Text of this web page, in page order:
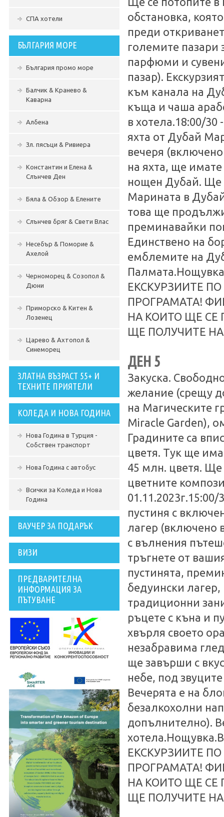
СПА хотели
БЪЛГАРИЯ МОРЕ
България промо море
Балчик & Кранево &
Каварна
Албена
Зл. пясъци & Ривиера
Константин и Елена &
Слънчев Ден
Бяла & Обзор & Елените
Слънчев бряг & Свети Влас
Несебър & Поморие &
Ахелой
Черноморец & Созопол &
Дюни
Приморско & Китен &
Лозенец
Царево & Ахтопол &
Синеморец
ЗЛАТНА ВЪЗРАСТ 55+ И
ТЕХНИТЕ ПРИЯТЕЛИ
КОЛЕДА И НОВА ГОДИНА
Нова Година в Турция -
Собствен транспорт
Нова Година с автобус
Всички за Коледа и Нова
Година
ВАУЧЕР ЗА ПОДАРЪК
ВИЗИ
ПРЕДВАРИТЕЛНА
ИНФОРМАЦИЯ ЗА
ПЪТУВАНЕ
обстановка,
преди
големите пазари
парфюми и
пазар).
към канала на
къща и чаша
в хотела.18:00/30
яхта от Дубай
вечеря
на яхта, ще
нощен Дубай. Ще
Марината в
това ще
преминавайки
Единствено на
емблемите на
ЕКСКУРЗИИТЕ
ПРОГРАМАТА!
НА КОИТО ЩЕ СЕ
ЩЕ ПОЛУЧИТЕ
ДЕН 5
Закуска.
желание (срещу
на Магическите
Miracle Garden),
Градините са
цветя. Тук ще
45 млн. цветя. Ще
цветните
пустиня с
лагер (включено
с вълнения
тръгнете от
пустинята,
бедуински
традиционни
ръцете с къна и
хвърля своето
незабравима
ще завърши с
небе, под
Вечерята е на
безалкохолни
допълнително).
ЕКСКУРЗИИТЕ
ПРОГРАМАТА!
НА КОИТО ЩЕ СЕ
ЩЕ ПОЛУЧИТЕ